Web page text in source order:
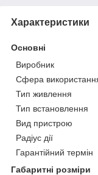
Характеристики
Основні
Виробник
Сфера
Тип живлення
Тип встановлення
Вид пристрою
Радіус дії
Гарантійний термін
Габаритні розміри